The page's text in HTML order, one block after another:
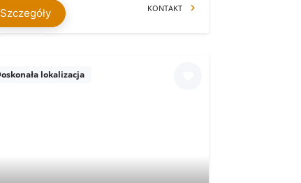
Szczegóły KONTAKT
lokalizacja